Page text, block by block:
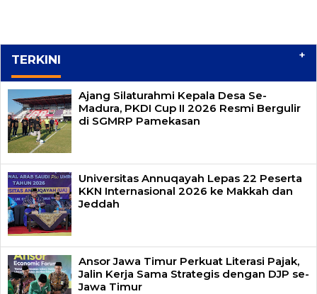
TERKINI +
Ajang Silaturahmi Kepala Desa Se-
Madura, PKDI Cup II 2026 Resmi Bergulir
di SGMRP Pamekasan
Universitas Annuqayah Lepas 22 Peserta
KKN Internasional 2026 ke Makkah dan
Jeddah
Ansor Jawa Timur Perkuat Literasi Pajak,
Jalin Kerja Sama Strategis dengan DJP se-
Jawa Timur